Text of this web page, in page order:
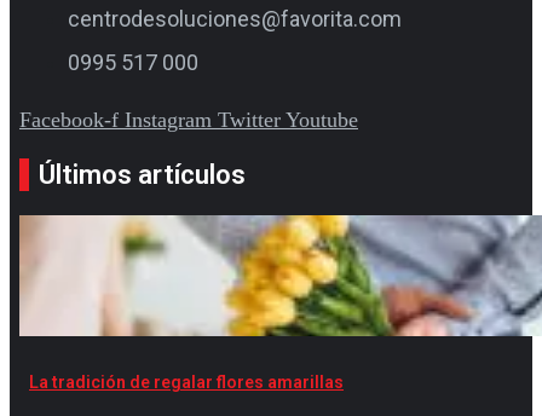
centrodesoluciones@favorita.com
0995 517 000
Facebook-f Instagram Twitter Youtube
Últimos artículos
La tradición de regalar flores amarillas